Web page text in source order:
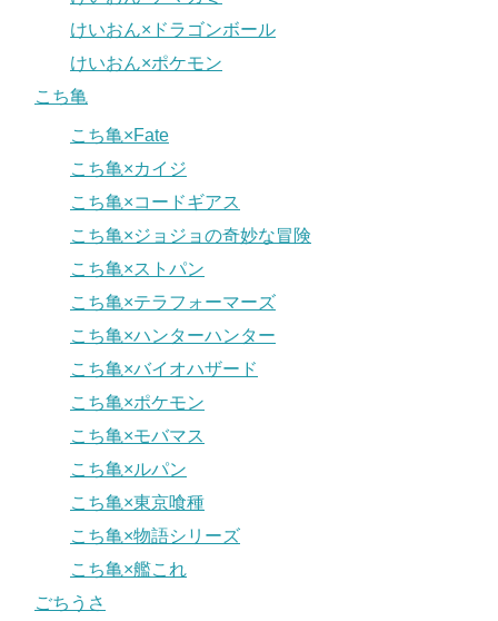
けいおん×ドラゴンボール
けいおん×ポケモン
こち亀
こち亀×Fate
こち亀×カイジ
こち亀×コードギアス
こち亀×ジョジョの奇妙な冒険
こち亀×ストパン
こち亀×テラフォーマーズ
こち亀×ハンターハンター
こち亀×バイオハザード
こち亀×ポケモン
こち亀×モバマス
こち亀×ルパン
こち亀×東京喰種
こち亀×物語シリーズ
こち亀×艦これ
ごちうさ